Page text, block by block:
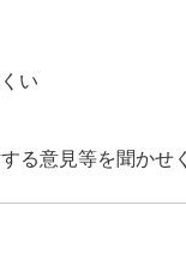
い
る意見等を聞かせ